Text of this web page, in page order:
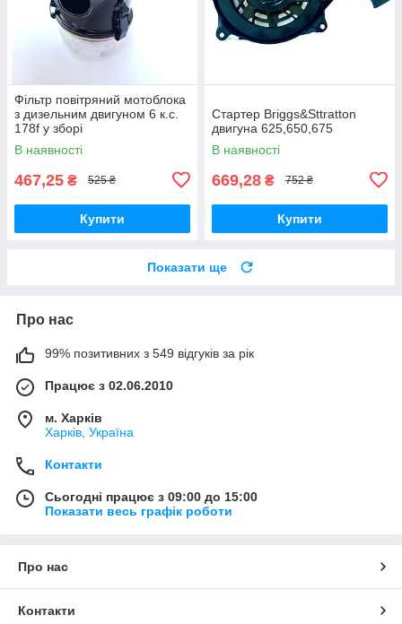
Фільтр повітряний мотоблока
з дизельним двигуном 6 к.с.
178f у зборі
В наявності
467,25 ₴ 525 ₴
Купити
Стартер Briggs&Sttratton
двигуна 625,650,675
В наявності
669,28 ₴ 752 ₴
Купити
Показати ще
Про нас
99% позитивних з 549 відгуків за рік
Працює з 02.06.2010
м. Харків
Харків, Україна
Контакти
Сьогодні працює з 09:00 до 15:00
Показати весь графік роботи
Про нас
Контакти